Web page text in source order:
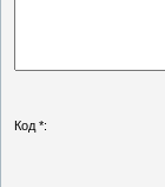
Код *: